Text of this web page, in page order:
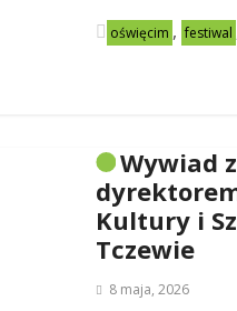
oświęcim , festiwal
Wywiad
Kultury i
Tczewie
8 maja, 2026